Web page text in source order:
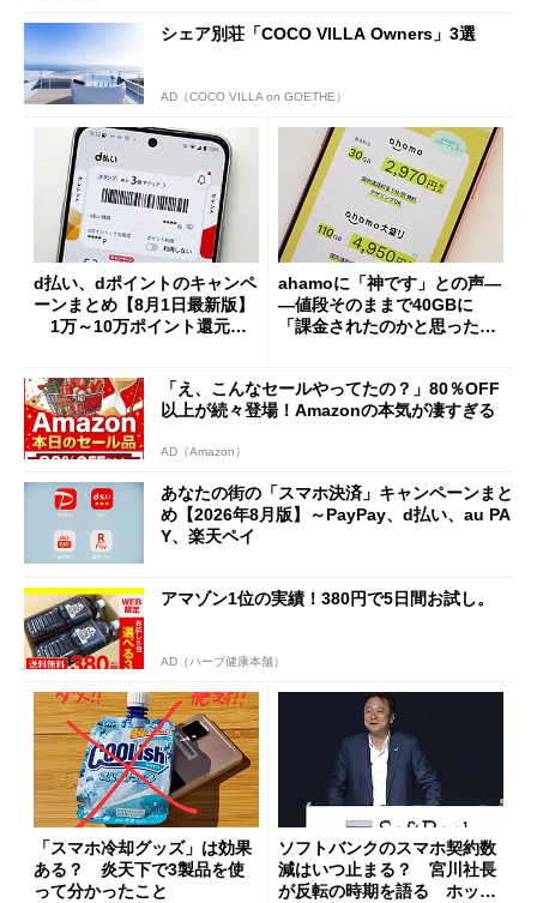
シェア別荘「COCO VILLA Owners」3選
AD（COCO VILLA on GOETHE）
d払い、dポイントのキャンペ
ーンまとめ【8月1日最新版】
1万～10万ポイント還元の
ahamoに「神です」との声―
―値段そのままで40GBに
「課金されたのかと思った」
「え、こんなセールやってたの？」80％OFF
以上が続々登場！Amazonの本気が凄すぎる
AD（Amazon）
あなたの街の「スマホ決済」キャンペーンまと
め【2026年8月版】～PayPay、d払い、au PA
Y、楽天ペイ
アマゾン1位の実績！380円で5日間お試し。
AD（ハーブ健康本舗）
「スマホ冷却グッズ」は効果
ある？ 炎天下で3製品を使
って分かったこと
ソフトバンクのスマホ契約数
減はいつ止まる？ 宮川社長
が反転の時期を語る ホッピ